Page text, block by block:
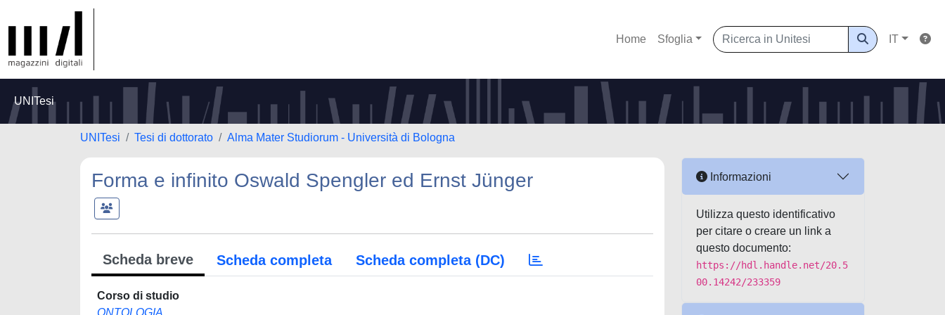
Home Sfoglia IT
UNITesi
UNITesi Tesi di dottorato Alma Mater Studiorum - Università di Bologna
Forma e infinito Oswald Spengler ed Ernst Jünger
Scheda breve Scheda completa Scheda completa (DC)
Corso di studio
ONTOLOGIA
Informazioni
Utilizza questo identificativo
per citare o creare un link a
questo documento:
https://hdl.handle.net/20.5
00.14242/233359